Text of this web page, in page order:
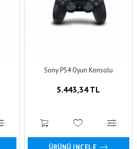
Sony PS4 Oyun Konsolu
5.443,34 TL
ÜRÜNÜ İNCELE